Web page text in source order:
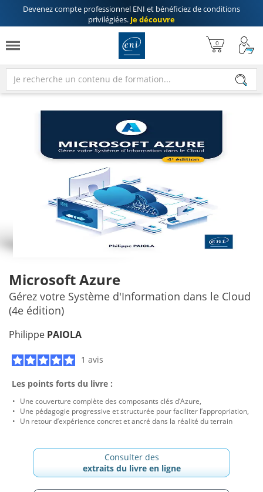
Devenez compte professionnel ENI et bénéficiez deconditions
privilégiées. Je découvre
Microsoft Azure
Gérez votre Système d'Information dans le Cloud
(4e édition)
Philippe PAIOLA
1 avis
Les points forts du livre :
Une couverture complète des composants clés d’Azure,
Une pédagogie progressive et structurée pour faciliter l’appropriation,
Un retour d’expérience concret et ancré dans la réalité du terrain
Consulter des
extraits du livre en ligne